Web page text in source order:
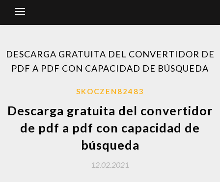
DESCARGA GRATUITA DEL CONVERTIDOR DE
PDF A PDF CON CAPACIDAD DE BÚSQUEDA
SKOCZEN82483
Descarga gratuita del convertidor
de pdf a pdf con capacidad de
búsqueda
12.02.2021